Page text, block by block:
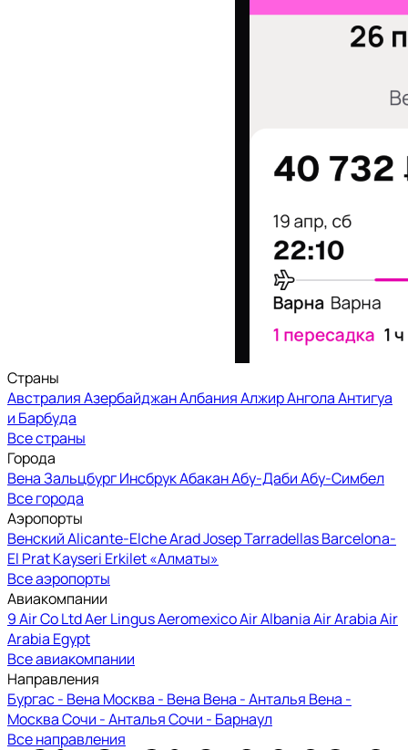
Страны
АвстралияАзербайджанАлбанияАлжирАнголаАнтигуа
и Барбуда
Все страны
Города
ВенаЗальцбургИнсбрукАбаканАбу-ДабиАбу-Симбел
Все города
Аэропорты
ВенскийAlicante-ElcheAradJosep Tarradellas Barcelona-
El PratKayseri Erkilet«Алматы»
Все аэропорты
Авиакомпании
9 Air Co LtdAer LingusAeromexicoAir AlbaniaAir ArabiaAir
Arabia Egypt
Все авиакомпании
Направления
Бургас - Вена Москва - Вена Вена - Анталья Вена -
МоскваСочи - АнтальяСочи - Барнаул
Все направления